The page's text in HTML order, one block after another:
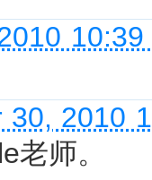
10:39
30, 2010
师。